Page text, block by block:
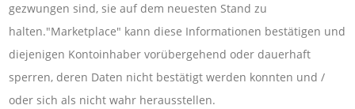
gezwungen sind, sie auf dem neuesten Stand zu
halten."Marketplace" kann diese Informationen bestätigen und
diejenigen Kontoinhaber vorübergehend oder dauerhaft
sperren, deren Daten nicht bestätigt werden konnten und /
oder sich als nicht wahr herausstellen.